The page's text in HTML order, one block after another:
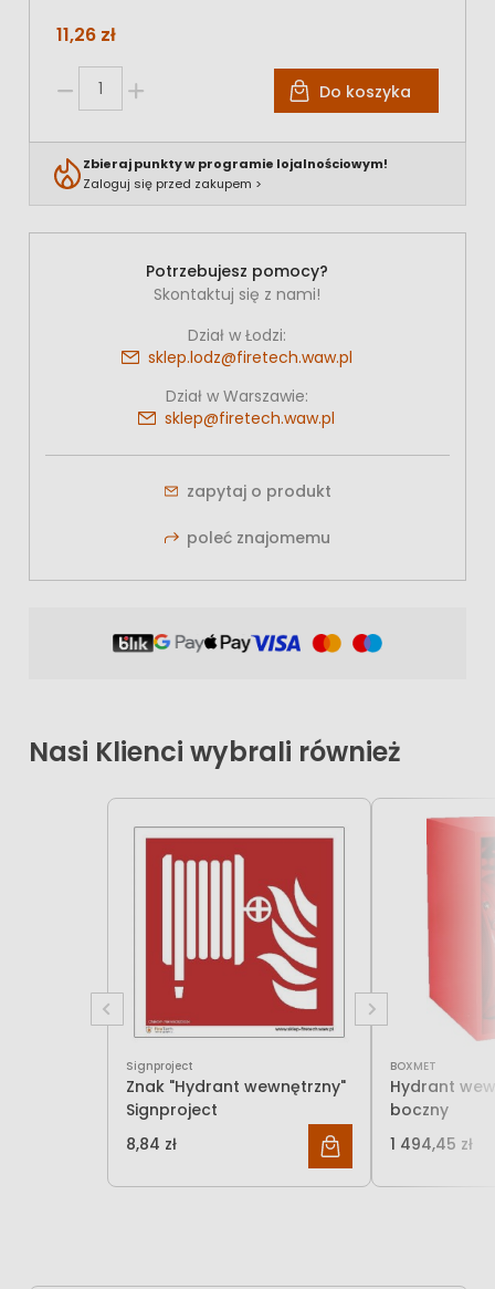
11,26 zł
Do koszyka
Zbieraj punkty w programie lojalnościowym!
Zaloguj się przed zakupem >
Potrzebujesz pomocy?
Skontaktuj się z nami!
Dział w Łodzi:
sklep.lodz@firetech.waw.pl
Dział w Warszawie:
sklep@firetech.waw.pl
zapytaj o produkt
poleć znajomemu
Nasi Klienci wybrali również
Signproject
Znak "Hydrant wewnętrzny"
Signproject
8,84 zł
7,19 zł
BOXMET
Hydrant
boczny
1 494,45 zł